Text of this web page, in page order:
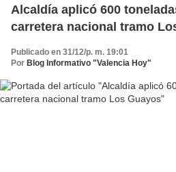
Alcaldía aplicó 600
carretera nacional tramo
Publicado en 31/12/p. m. 19:01
Por Blog Informativo "Valencia Hoy"